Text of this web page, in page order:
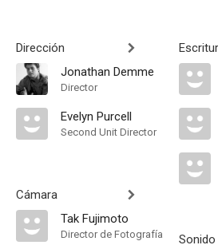
Dirección
Jonathan Demme
Director
Evelyn Purcell
Second Unit Director
Cámara
Tak Fujimoto
Director de Fotografía
Sonido